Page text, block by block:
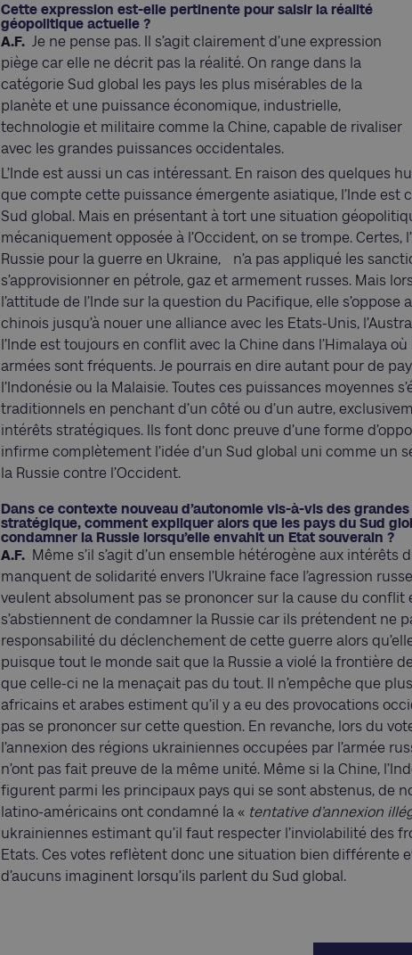
Cette expression est-elle pertinente pour saisir la réalité
géopolitique actuelle ?
A.F. Je ne pense pas. Il s’agit clairement d’une expression
piège car elle ne décrit pas la réalité. On range dans la
catégorie Sud global les pays les plus misérables de la
planète et une puissance économique, industrielle,
technologie et militaire comme la Chine, capable de rivaliser
avec les grandes puissances occidentales.
L’Inde est aussi un cas intéressant. En raison des quelques
que compte cette puissance émergente asiatique, l’Inde est
Sud global. Mais en présentant à tort une situation
mécaniquement opposée à l’Occident, on se trompe. Certes,
Russie pour la guerre en Ukraine, n’a pas appliqué les
s’approvisionner en pétrole, gaz et armement russes. Mais
l’attitude de l’Inde sur la question du Pacifique, elle s’oppose
chinois jusqu’à nouer une alliance avec les Etats-Unis,
l’Inde est toujours en conflit avec la Chine dans l’Himalaya
armées sont fréquents. Je pourrais en dire autant pour de
l’Indonésie ou la Malaisie. Toutes ces puissances moyennes
traditionnels en penchant d’un côté ou d’un autre,
intérêts stratégiques. Ils font donc preuve d’une forme
infirme complètement l’idée d’un Sud global uni comme un
la Russie contre l’Occident.
Dans ce contexte nouveau d’autonomie vis-à-vis des
stratégique, comment expliquer alors que les pays du Sud
condamner la Russie lorsqu’elle envahit un Etat souverain ?
A.F. Même s’il s’agit d’un ensemble hétérogène aux intérêts
manquent de solidarité envers l’Ukraine face l’agression
veulent absolument pas se prononcer sur la cause du conflit
s’abstiennent de condamner la Russie car ils prétendent ne
responsabilité du déclenchement de cette guerre alors
puisque tout le monde sait que la Russie a violé la frontière
que celle-ci ne la menaçait pas du tout. Il n’empêche que
africains et arabes estiment qu’il y a eu des provocations
pas se prononcer sur cette question. En revanche, lors du
l’annexion des régions ukrainiennes occupées par l’armée
n’ont pas fait preuve de la même unité. Même si la Chine,
figurent parmi les principaux pays qui se sont abstenus, de
latino-américains ont condamné la « tentative d’annexion
ukrainiennes estimant qu’il faut respecter l’inviolabilité des
Etats. Ces votes reflètent donc une situation bien différente
d’aucuns imaginent lorsqu’ils parlent du Sud global.